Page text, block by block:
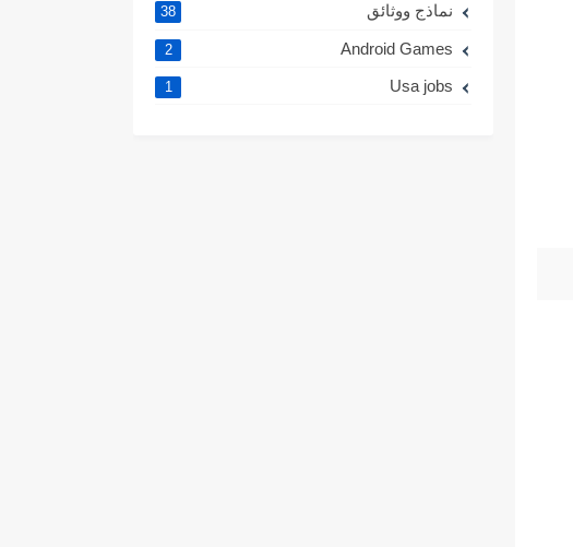
نماذج ووثائق 38
Android Games
2
Usa jobs
1